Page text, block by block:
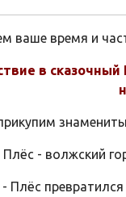
ваше время и
в
- волжский
- Плёс